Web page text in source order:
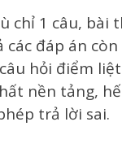
chỉ 1 câu, bài
các đáp án
hỏi điểm
nền tảng,
trả lời sai.